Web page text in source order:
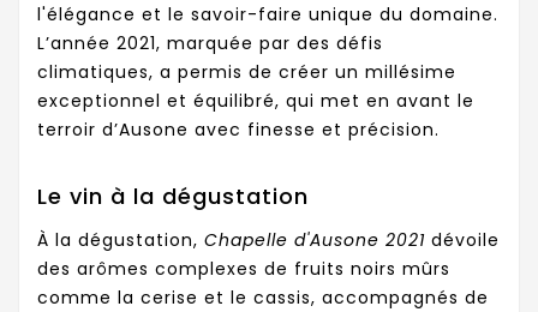
l'élégance et le savoir-faire unique du domaine.
L’année 2021, marquée par des défis
climatiques, a permis de créer un millésime
exceptionnel et équilibré, qui met en avant le
terroir d’Ausone avec finesse et précision.
Le vin à la dégustation
À la dégustation, Chapelle d'Ausone 2021 dévoile
des arômes complexes de fruits noirs mûrs
comme la cerise et le cassis, accompagnés de